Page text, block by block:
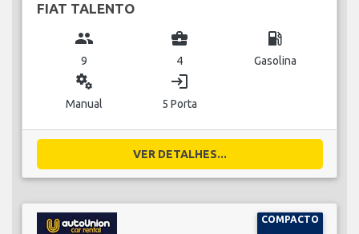
FIAT TALENTO
group
9
business_center
4
local_gas_station
Gasolina
miscellaneous_services
Manual
login
5 Porta
VER DETALHES...
COMPACTO